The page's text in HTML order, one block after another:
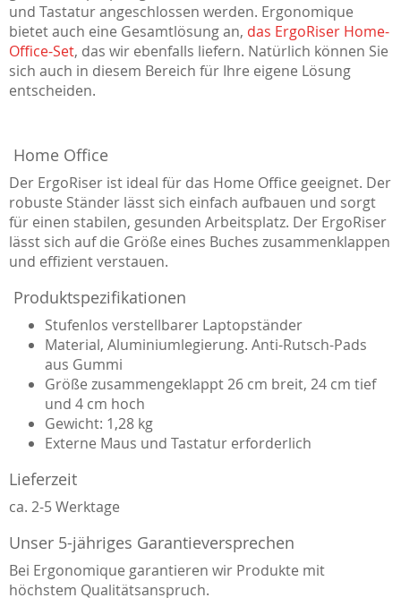
und Tastatur angeschlossen werden. Ergonomique
bietet auch eine Gesamtlösung an, das ErgoRiser Home-
Office-Set, das wir ebenfalls liefern. Natürlich können Sie
sich auch in diesem Bereich für Ihre eigene Lösung
entscheiden.
Home Office
Der ErgoRiser ist ideal für das Home Office geeignet. Der
robuste Ständer lässt sich einfach aufbauen und sorgt
für einen stabilen, gesunden Arbeitsplatz. Der ErgoRiser
lässt sich auf die Größe eines Buches zusammenklappen
und effizient verstauen.
Produktspezifikationen
Stufenlos verstellbarer Laptopständer
Material, Aluminiumlegierung. Anti-Rutsch-Pads
aus Gummi
Größe zusammengeklappt 26 cm breit, 24 cm tief
und 4 cm hoch
Gewicht: 1,28 kg
Externe Maus und Tastatur erforderlich
Lieferzeit
ca. 2-5 Werktage
Unser 5-jähriges Garantieversprechen
Bei Ergonomique garantieren wir Produkte mit
höchstem Qualitätsanspruch.